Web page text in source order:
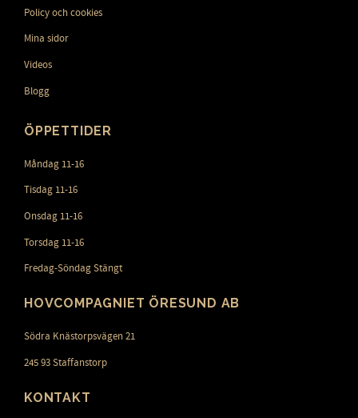
Policy och cookies
Mina sidor
Videos
Blogg
ÖPPETTIDER
Måndag 11-16
Tisdag 11-16
Onsdag 11-16
Torsdag 11-16
Fredag-Söndag Stängt
HOVCOMPAGNIET ÖRESUND AB
Södra Knästorpsvägen 21
245 93 Staffanstorp
KONTAKT